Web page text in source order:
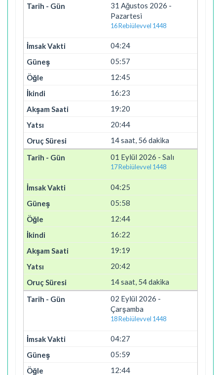
31 Ağustos 2026 -
Pazartesi
16 Rebiülevvel 1448
04:24
05:57
12:45
16:23
19:20
20:44
14 saat, 56 dakika
01 Eylül 2026 - Salı
17 Rebiülevvel 1448
04:25
05:58
12:44
16:22
19:19
20:42
14 saat, 54 dakika
02 Eylül 2026 -
Çarşamba
18 Rebiülevvel 1448
04:27
05:59
12:44